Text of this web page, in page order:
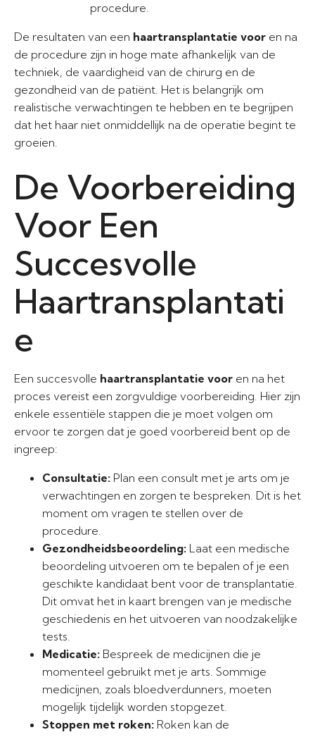
procedure.
De resultaten van een haartransplantatie voor en na
de procedure zijn in hoge mate afhankelijk van de
techniek, de vaardigheid van de chirurg en de
gezondheid van de patiënt. Het is belangrijk om
realistische verwachtingen te hebben en te begrijpen
dat het haar niet onmiddellijk na de operatie begint te
groeien.
De Voorbereiding
Voor Een
Succesvolle
Haartransplantati
e
Een succesvolle haartransplantatie voor en na het
proces vereist een zorgvuldige voorbereiding. Hier zijn
enkele essentiële stappen die je moet volgen om
ervoor te zorgen dat je goed voorbereid bent op de
ingreep:
Consultatie: Plan een consult met je arts om je
verwachtingen en zorgen te bespreken. Dit is het
moment om vragen te stellen over de
procedure.
Gezondheidsbeoordeling: Laat een medische
beoordeling uitvoeren om te bepalen of je een
geschikte kandidaat bent voor de transplantatie.
Dit omvat het in kaart brengen van je medische
geschiedenis en het uitvoeren van noodzakelijke
tests.
Medicatie: Bespreek de medicijnen die je
momenteel gebruikt met je arts. Sommige
medicijnen, zoals bloedverdunners, moeten
mogelijk tijdelijk worden stopgezet.
Stoppen met roken: Roken kan de